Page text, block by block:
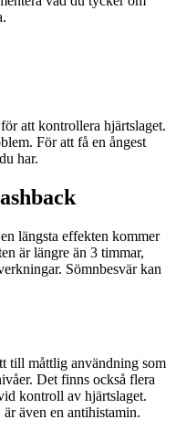
att kontrollera hjärtslaget.
För att få en ångest
har.
längsta effekten kommer
är längre än 3 timmar,
Sömnbesvär kan
till måttlig användning som
Det finns också flera
kontroll av hjärtslaget.
även en antihistamin.